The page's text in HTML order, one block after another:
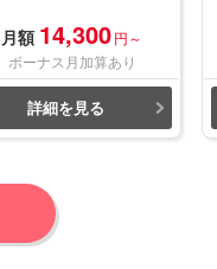
月額 14,300円～
ボーナス月加算あり
詳細を見る